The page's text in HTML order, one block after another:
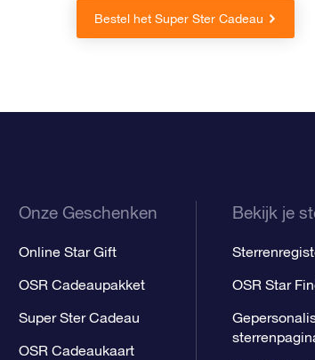
Bestel het Super Ster Cadeau
Onze Geschenken
Online Star Gift
OSR Cadeaupakket
Super Ster Cadeau
OSR Cadeaukaart
Bekijk je
OSR Star